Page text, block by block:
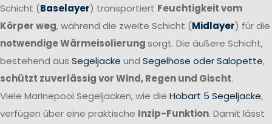
Schicht (Baselayer) transportiert Feuchtigkeit vom
Körper weg, während die zweite Schicht (Midlayer) für die
notwendige Wärmeisolierungsorgt. Die äußere Schicht,
bestehend aus Segeljacke und Segelhose oder Salopette,
schützt zuverlässig vor Wind, Regen und Gischt.
Viele Marinepool Segeljacken, wie die Hobart 5 Segeljacke,
verfügen über eine praktische Inzip-Funktion. Damit lässt